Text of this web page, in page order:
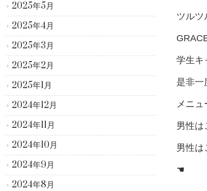
ツルツ
学生キ
是非一
メニ
男性は
男性は
☚
2025年5月
2025年4月
2025年3月
2025年2月
2025年1月
2024年12月
2024年11月
2024年10月
2024年9月
2024年8月